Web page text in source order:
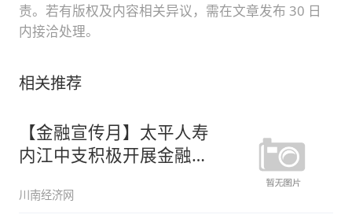
责。若有版权及内容相关异议，需在文章发布 30 日
内接洽处理。
相关推荐
【金融宣传月】太平人寿
内江中支积极开展金融宣
川南经济网